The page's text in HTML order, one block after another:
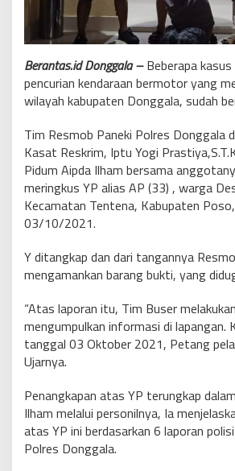
Berantas.id Donggala – Beberapa
pencurian kendaraan bermotor yang
wilayah kabupaten Donggala, sudah
Tim Resmob Paneki Polres Donggala
Kasat Reskrim, Iptu Yogi
Pidum Aipda Ilham bersama
meringkus YP alias AP (33) , warga
Kecamatan Tentena, Kabupaten
03/10/2021.
Y ditangkap dan dari tangannya
mengamankan barang bukti, yang
“Atas laporan itu, Tim Buser
mengumpulkan informasi di lapangan.
tanggal 03 Oktober 2021, Petang
Ujarnya.
Penangkapan atas YP terungkap
Ilham melalui personilnya, Ia
atas YP ini berdasarkan 6 laporan
Polres Donggala.